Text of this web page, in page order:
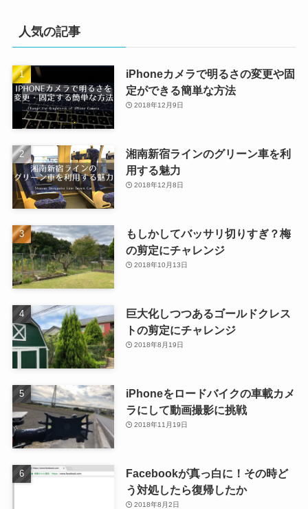
人気の記事
iPhoneカメラで明るさの変更や固
定ができる簡単な方法
2018年12月9日
湘南新宿ラインのグリーン車を利
用する魅力
2018年12月8日
もしかしてバッサリ切りすぎ？梅
の剪定にチャレンジ
2018年10月13日
巨大化しつつあるゴールドクレス
トの剪定にチャレンジ
2018年8月19日
iPhoneをロードバイクの車載カメ
ラにして動画撮影に挑戦
2018年11月19日
Facebookが真っ白に！その時ど
う対処したら復帰したか
2018年8月2日